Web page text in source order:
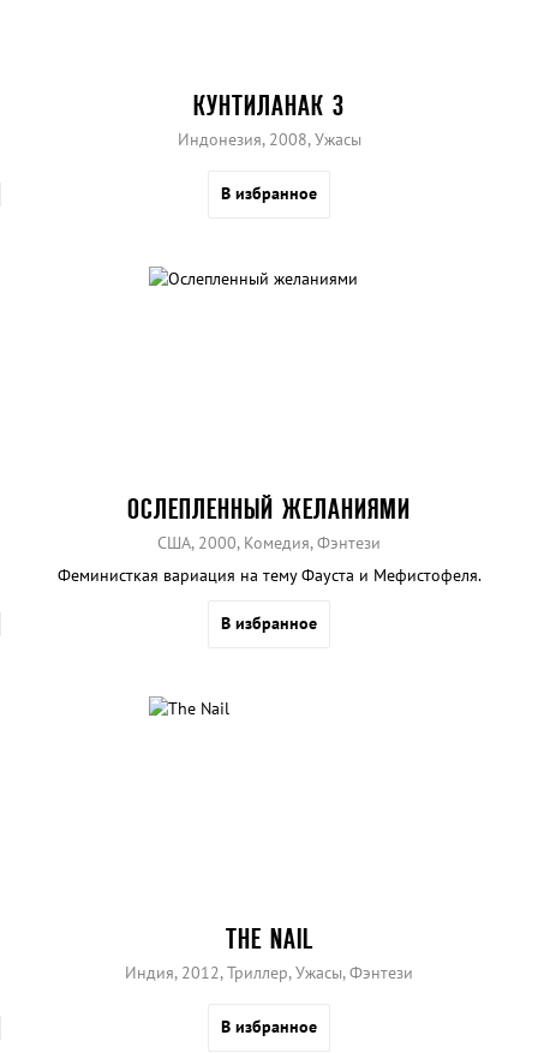
КУНТИЛАНАК 3
Индонезия, 2008, Ужасы
В избранное
ОСЛЕПЛЕННЫЙ ЖЕЛАНИЯМИ
США, 2000, Комедия, Фэнтези
Феминисткая вариация на тему Фауста и Мефистофеля.
В избранное
THE NAIL
Индия, 2012, Триллер, Ужасы, Фэнтези
В избранное